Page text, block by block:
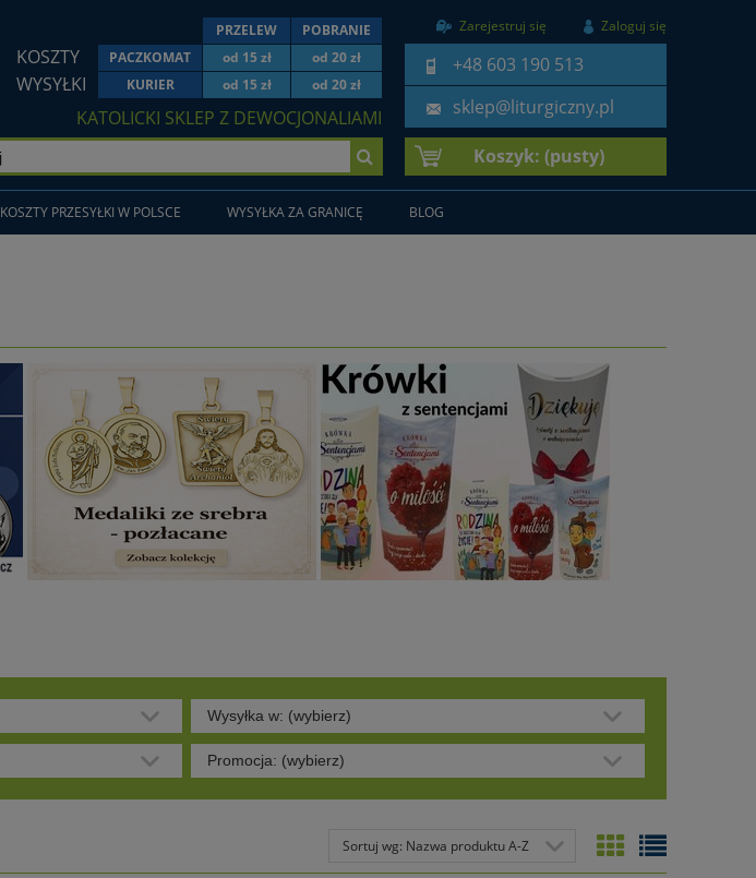
Zarejestruj się Zaloguj się
+48 603 190 513
sklep@liturgiczny.pl
PRZELEW POBRANIE
KOSZTY PACZKOMAT od 15 zł od 20 zł
WYSYŁKI KURIER od 15 zł od 20 zł
KATOLICKI SKLEP Z DEWOCJONALIAMI
Koszyk: (pusty)
KOSZTY PRZESYŁKI W POLSCE WYSYŁKA ZA GRANICĘ BLOG
Wysyłka w: (wybierz)
Promocja: (wybierz)
Sortuj wg: Nazwa produktu A-Z